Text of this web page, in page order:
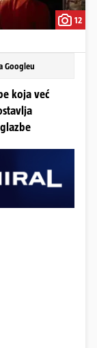
12
Googleu
koja već